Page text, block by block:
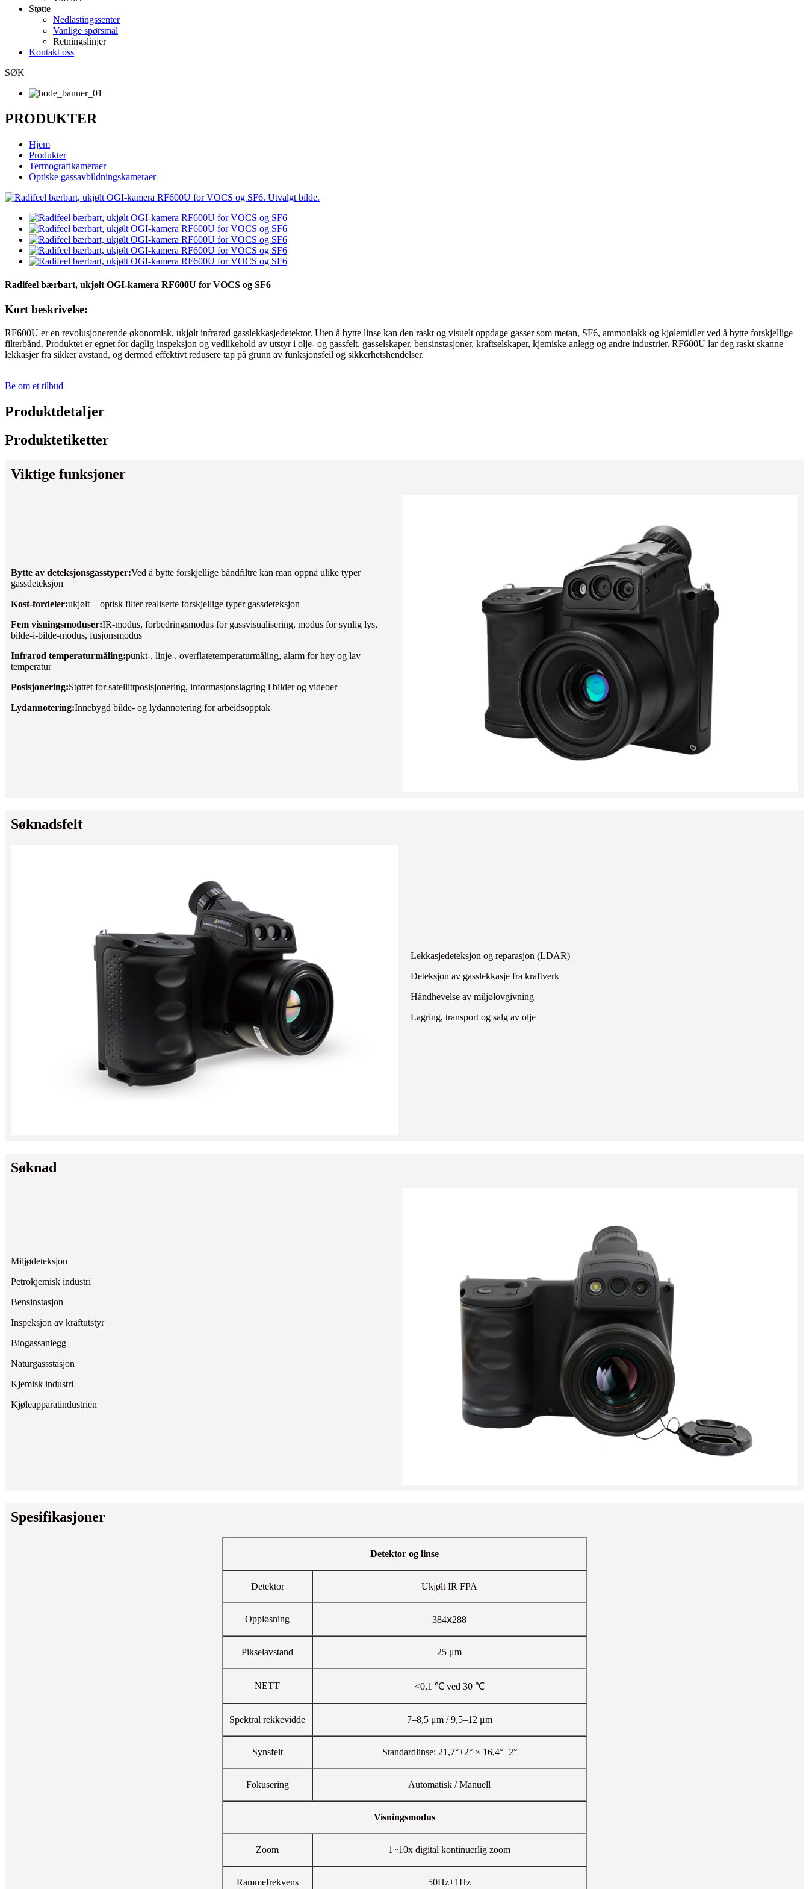
Støtte
Nedlastingssenter
Vanlige spørsmål
Retningslinjer
Kontakt oss
SØK
PRODUKTER
Hjem
Produkter
Termografikameraer
Optiske gassavbildningskameraer
Radifeel bærbart, ukjølt OGI-kamera RF600U for VOCS og SF6
Kort beskrivelse:
RF600U er en revolusjonerende økonomisk, ukjølt infrarød gasslekkasjedetektor. Uten å bytte linse kan den raskt og visuelt oppdage gasser som metan, SF6, ammoniakk og kjølemidler ved å bytte forskjellige
filterbånd. Produktet er egnet for daglig inspeksjon og vedlikehold av utstyr i olje- og gassfelt, gasselskaper, bensinstasjoner, kraftselskaper, kjemiske anlegg og andre industrier. RF600U lar deg raskt skanne
lekkasjer fra sikker avstand, og dermed effektivt redusere tap på grunn av funksjonsfeil og sikkerhetshendelser.
Be om et tilbud
Produktdetaljer
Produktetiketter
Viktige funksjoner
Bytte av deteksjonsgasstyper:Ved å bytte forskjellige båndfiltre kan man oppnå ulike typer
gassdeteksjon
Kost-fordeler:ukjølt + optisk filter realiserte forskjellige typer gassdeteksjon
Fem visningsmoduser:IR-modus, forbedringsmodus for gassvisualisering, modus for synlig lys,
bilde-i-bilde-modus, fusjonsmodus
Infrarød temperaturmåling:punkt-, linje-, overflatetemperaturmåling, alarm for høy og lav
temperatur
Posisjonering:Støttet for satellittposisjonering, informasjonslagring i bilder og videoer
Lydannotering:Innebygd bilde- og lydannotering for arbeidsopptak
Søknadsfelt
Lekkasjedeteksjon og reparasjon (LDAR)
Deteksjon av gasslekkasje fra kraftverk
Håndhevelse av miljølovgivning
Lagring, transport og salg av olje
Søknad
Miljødeteksjon
Petrokjemisk industri
Bensinstasjon
Inspeksjon av kraftutstyr
Biogassanlegg
Naturgassstasjon
Kjemisk industri
Kjøleapparatindustrien
Spesifikasjoner
Detektor og linse
Detektor Ukjølt IR FPA
Oppløsning 384ⅹ288
Pikselavstand 25 μm
NETT <0,1 ℃ ved 30 ℃
Spektral rekkevidde 7–8,5 μm / 9,5–12 μm
Synsfelt Standardlinse: 21,7°±2° × 16,4°±2°
Fokusering Automatisk / Manuell
Visningsmodus
Zoom 1~10x digital kontinuerlig zoom
Rammefrekvens 50Hz±1Hz